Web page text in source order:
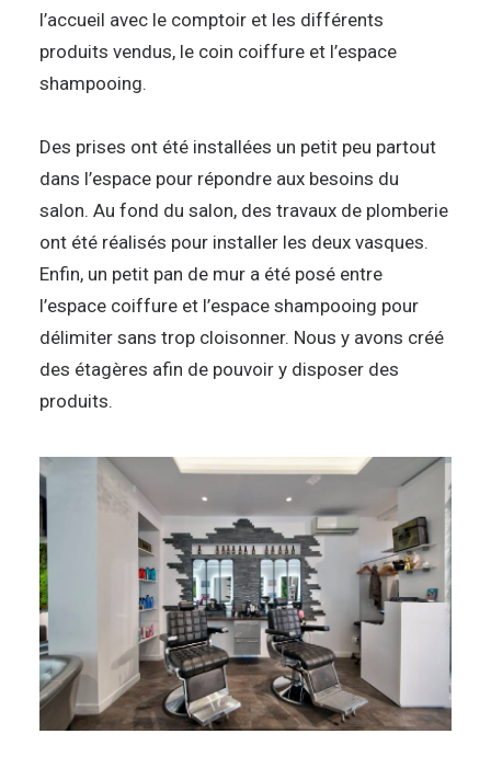
l’accueil avec le comptoir et les différents
produits vendus, le coin coiffure et l’espace
shampooing.
Des prises ont été installées un petit peu partout
dans l’espace pour répondre aux besoins du
salon. Au fond du salon, des travaux de plomberie
ont été réalisés pour installer les deux vasques.
Enfin, un petit pan de mur a été posé entre
l’espace coiffure et l’espace shampooing pour
délimiter sans trop cloisonner. Nous y avons créé
des étagères afin de pouvoir y disposer des
produits.